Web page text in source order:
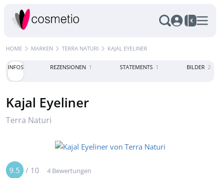
HOME MARKEN TERRA NATURI KAJAL EYELINER
INFOS REZENSIONEN 1 STATEMENTS 1 BILDER 2
Kajal Eyeliner
Terra Naturi
9.5 / 10 4 Bewertungen